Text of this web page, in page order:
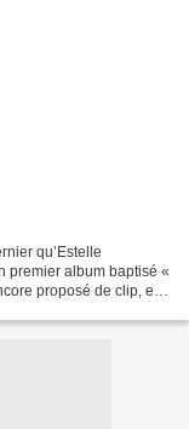
qu’Estelle
premier album baptisé «
proposé de clip, elle